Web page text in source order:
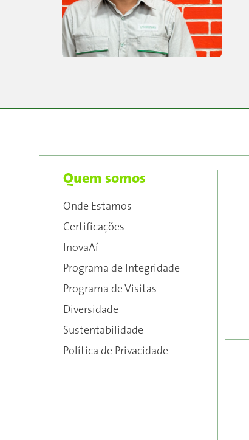
Quem somos
Onde Estamos
Certificações
InovaAí
Programa de Integridade
Programa de Visitas
Diversidade
Sustentabilidade
Política de Privacidade